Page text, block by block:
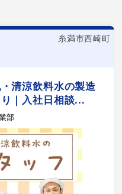
糸満市西崎町
清涼飲料水の製造
｜入社日相談...
部